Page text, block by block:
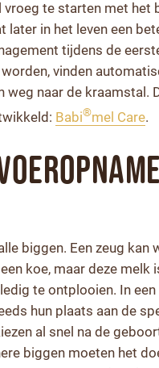
te starten met het
later in het leven een
tijdens de
vinden
naar de kraamstal.
Babi®mel Care.
biggen. Een zeug kan
koe, maar deze melk
te ontplooien. In
hun plaats aan de
al snel na de
biggen moeten het